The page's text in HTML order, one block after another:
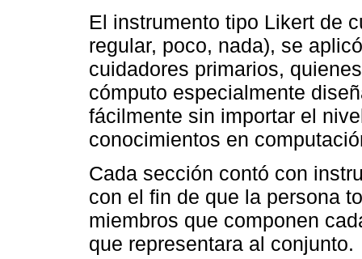
El instrumento tipo Likert de
regular, poco, nada), se
cuidadores primarios,
cómputo especialmente
fácilmente sin importar el
conocimientos en
Cada sección contó con
con el fin de que la persona
miembros que componen
que representara al conjunto.